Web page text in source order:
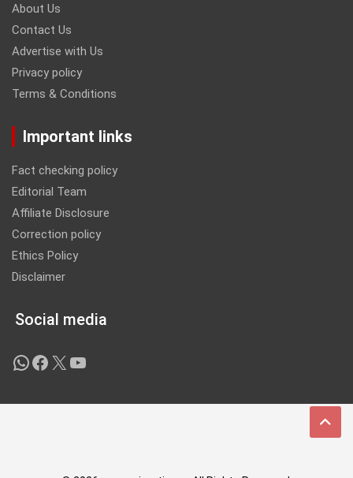
About Us
Contact Us
Advertise with Us
Privacy policy
Terms & Conditions
Important links
Fact checking policy
Editorial Team
Affiliate Disclosure
Correction policy
Ethics Policy
Disclaimer
Social media
WhatsApp
Facebook
X YouTube